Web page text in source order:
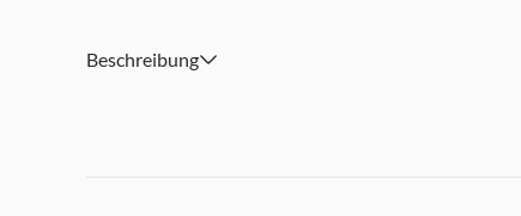
Beschreibung